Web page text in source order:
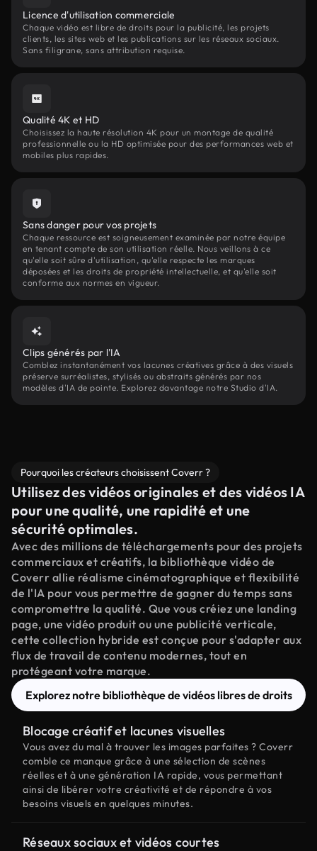
Licence d'utilisation commerciale
Chaque vidéo est libre de droits pour la publicité, les projets
clients, les sites web et les publications sur les réseaux sociaux.
Sans filigrane, sans attribution requise.
Qualité 4K et HD
Choisissez la haute résolution 4K pour un montage de qualité
professionnelle ou la HD optimisée pour des performances web et
mobiles plus rapides.
Sans danger pour vos projets
Chaque ressource est soigneusement examinée par notre équipe
en tenant compte de son utilisation réelle. Nous veillons à ce
qu'elle soit sûre d'utilisation, qu'elle respecte les marques
déposées et les droits de propriété intellectuelle, et qu'elle soit
conforme aux normes en vigueur.
Clips générés par l'IA
Comblez instantanément vos lacunes créatives grâce à des visuels
préserve surréalistes, stylisés ou abstraits générés par nos
modèles d'IA de pointe. Explorez davantage notre Studio d'IA.
Pourquoi les créateurs choisissent Coverr ?
Utilisez des vidéos originales et des vidéos IA
pour une qualité, une rapidité et une
sécurité optimales.
Avec des millions de téléchargements pour des projets
commerciaux et créatifs, la bibliothèque vidéo de
Coverr allie réalisme cinématographique et flexibilité
de l'IA pour vous permettre de gagner du temps sans
compromettre la qualité. Que vous créiez une landing
page, une vidéo produit ou une publicité verticale,
cette collection hybride est conçue pour s'adapter aux
flux de travail de contenu modernes, tout en
protégeant votre marque.
Explorez notre bibliothèque de vidéos libres de droits
Blocage créatif et lacunes visuelles
Vous avez du mal à trouver les images parfaites ? Coverr
comble ce manque grâce à une sélection de scènes
réelles et à une génération IA rapide, vous permettant
ainsi de libérer votre créativité et de répondre à vos
besoins visuels en quelques minutes.
Réseaux sociaux et vidéos courtes